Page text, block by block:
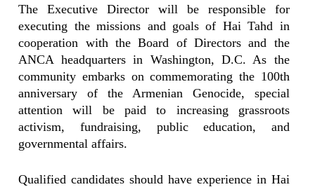
The Executive Director will be responsible for
executing the missions and goals of Hai Tahd in
cooperation with the Board of Directors and the
ANCA headquarters in Washington, D.C. As the
community embarks on commemorating the 100th
anniversary of the Armenian Genocide, special
attention will be paid to increasing grassroots
activism, fundraising, public education, and
governmental affairs.
Qualified candidates should have experience in Hai